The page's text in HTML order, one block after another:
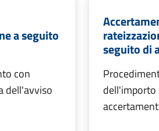
a seguito
con
dell'avviso
seguito di
dell'importo